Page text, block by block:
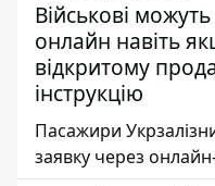
Військові
онлайн навіть
відкритому
інструкцію
Пасажири
заявку через